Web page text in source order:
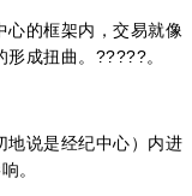
心的框架内，交易就像
成扭曲。?????。
地说是经纪中心）内进
。